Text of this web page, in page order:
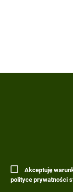
Akceptuję
polityce prywatności